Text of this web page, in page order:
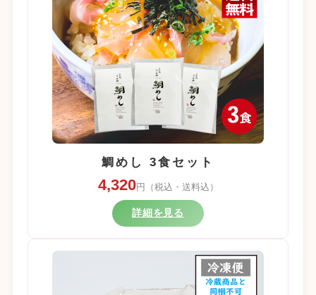
鯛めし 3食セット
4,320円（税込・送料込）
詳細を見る